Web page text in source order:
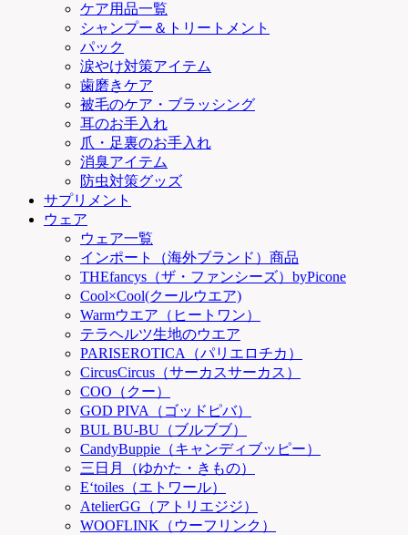
ケア用品一覧
シャンプー＆トリートメント
パック
涙やけ対策アイテム
歯磨きケア
被毛のケア・ブラッシング
耳のお手入れ
爪・足裏のお手入れ
消臭アイテム
防虫対策グッズ
サプリメント
ウェア
ウェア一覧
インポート（海外ブランド）商品
THEfancys（ザ・ファンシーズ）byPicone
Cool×Cool(クールウエア)
Warmウエア（ヒートワン）
テラヘルツ生地のウエア
PARISEROTICA（パリエロチカ）
CircusCircus（サーカスサーカス）
COO（クー）
GOD PIVA（ゴッドピバ）
BUL BU-BU（ブルブブ）
CandyBuppie（キャンディブッピー）
三日月（ゆかた・きもの）
E‘toiles（エトワール）
AtelierGG（アトリエジジ）
WOOFLINK（ウーフリンク）